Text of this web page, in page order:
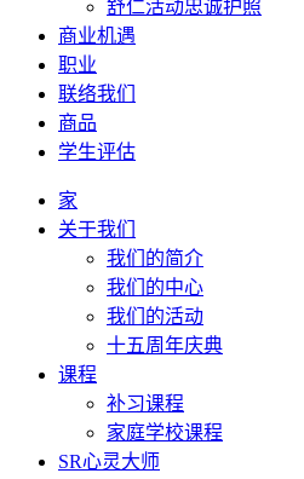
舒仁活动忠诚护照
商业机遇
职业
联络我们
商品
学生评估
家
关于我们
我们的简介
我们的中心
我们的活动
十五周年庆典
课程
补习课程
家庭学校课程
SR心灵大师